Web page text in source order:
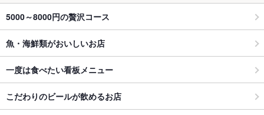
5000～8000円の贅沢コース
魚・海鮮類がおいしいお店
一度は食べたい看板メニュー
こだわりのビールが飲めるお店